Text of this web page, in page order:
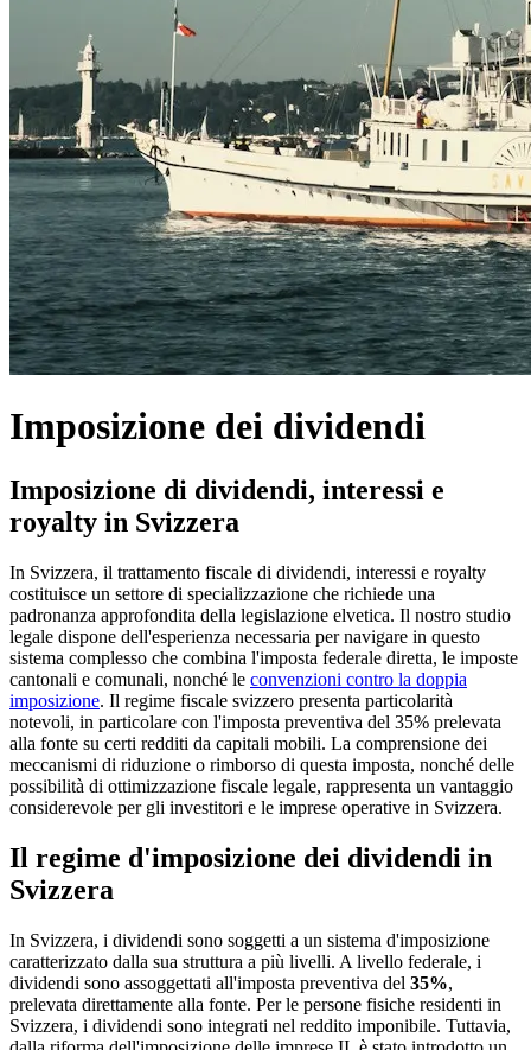
Imposizione dei dividendi
Imposizione di dividendi, interessi e
royalty in Svizzera
In Svizzera, il trattamento fiscale di dividendi, interessi e royalty
costituisce un settore di specializzazione che richiede una
padronanza approfondita della legislazione elvetica. Il nostro studio
legale dispone dell'esperienza necessaria per navigare in questo
sistema complesso che combina l'imposta federale diretta, le imposte
cantonali e comunali, nonché le convenzioni contro la doppia
imposizione. Il regime fiscale svizzero presenta particolarità
notevoli, in particolare con l'imposta preventiva del 35% prelevata
alla fonte su certi redditi da capitali mobili. La comprensione dei
meccanismi di riduzione o rimborso di questa imposta, nonché delle
possibilità di ottimizzazione fiscale legale, rappresenta un vantaggio
considerevole per gli investitori e le imprese operative in Svizzera.
Il regime d'imposizione dei dividendi in
Svizzera
In Svizzera, i dividendi sono soggetti a un sistema d'imposizione
caratterizzato dalla sua struttura a più livelli. A livello federale, i
dividendi sono assoggettati all'imposta preventiva del 35%,
prelevata direttamente alla fonte. Per le persone fisiche residenti in
Svizzera, i dividendi sono integrati nel reddito imponibile. Tuttavia,